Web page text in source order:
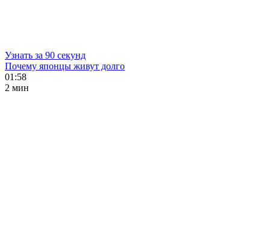
Узнать за 90 секунд
Почему японцы живут долго
01:58
2 мин